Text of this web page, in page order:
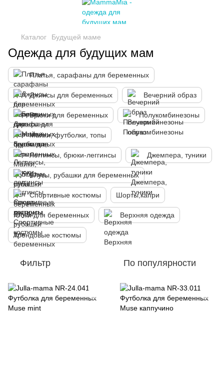
Каталог Будущей маме
Одежда для будущих мам
Платья, сарафаны для беременных
Джинсы для беременных Вечерний образ
Брюки для беременных Полукомбинезоны
Майки, футболки, топы
Леггинсы, брюки-леггинсы Джемпера, туники
Блузы, рубашки для беременных
Спортивные костюмы Шорты,капри
Юбки для беременных Верхняя одежда
Трендовые костюмы
Фильтр По популярности